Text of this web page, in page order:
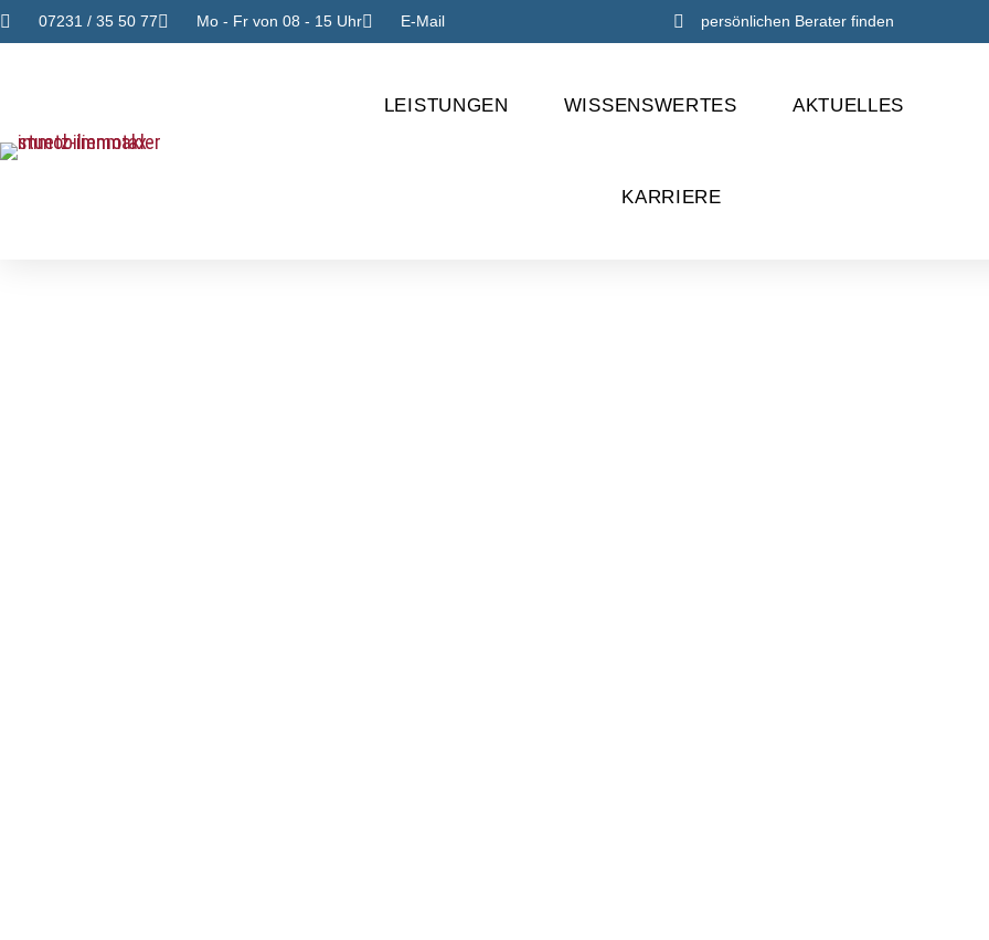
07231 / 35 50 77 Mo - Fr von 08 - 15 Uhr E-Mail persönlichen Berater finden
LEISTUNGEN WISSENSWERTES AKTUELLES
KARRIERE